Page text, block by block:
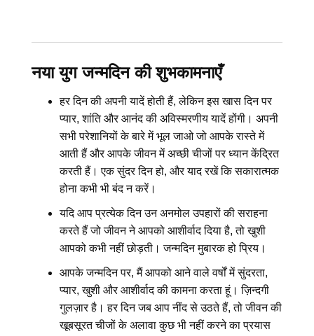
नया युग जन्मदिन की शुभकामनाएँ
हर दिन की अपनी यादें होती हैं, लेकिन इस खास दिन पर
प्यार, शांति और आनंद की अविस्मरणीय यादें होंगी। अपनी
सभी परेशानियों के बारे में भूल जाओ जो आपके रास्ते में
आती हैं और आपके जीवन में अच्छी चीजों पर ध्यान केंद्रित
करती हैं। एक सुंदर दिन हो, और याद रखें कि सकारात्मक
होना कभी भी बंद न करें।
यदि आप प्रत्येक दिन उन अनमोल उपहारों की सराहना
करते हैं जो जीवन ने आपको आशीर्वाद दिया है, तो खुशी
आपको कभी नहीं छोड़ती। जन्मदिन मुबारक हो प्रिय।
आपके जन्मदिन पर, मैं आपको आने वाले वर्षों में सुंदरता,
प्यार, खुशी और आशीर्वाद की कामना करता हूं। ज़िन्दगी
गुलज़ार है। हर दिन जब आप नींद से उठते हैं, तो जीवन की
खूबसूरत चीजों के अलावा कुछ भी नहीं करने का प्रयास